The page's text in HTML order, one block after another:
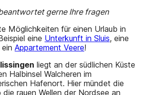
gerne Ihre fragen
Möglichkeiten für einen Urlaub in
eine Unterkunft in Sluis, eine
Appartement Veere!
liegt an der südlichen Küste
Halbinsel Walcheren im
Hafenort. Hier mündet die
rauen Wellen der Nordsee an